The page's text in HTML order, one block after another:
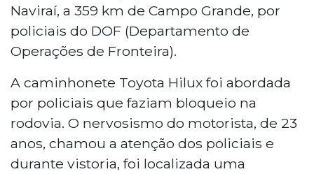
Naviraí, a 359 km de Campo Grande, por
policiais do DOF (Departamento de
Operações de Fronteira).
A caminhonete Toyota Hilux foi abordada
por policiais que faziam bloqueio na
rodovia. O nervosismo do motorista, de 23
anos, chamou a atenção dos policiais e
durante vistoria, foi localizada uma